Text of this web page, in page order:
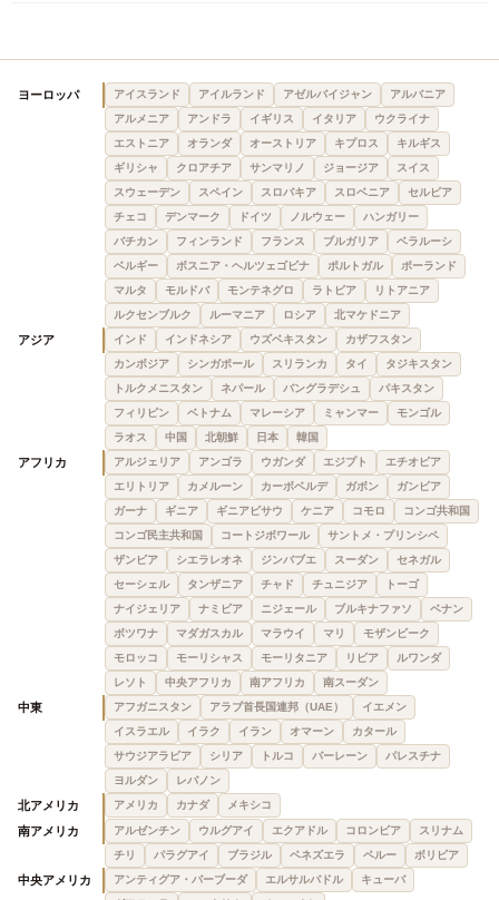
ヨーロッパ アイスランド アイルランド アゼルバイジャン
アルバニア
アルメニア
アンドラ イギリス イタリア
ウクライナ
エストニア
オランダ オーストリア キプロス
キルギス
ギリシャ
クロアチア サンマリノ ジョージア
スイス
スウェーデン
スペイン スロバキア スロベニア
セルビア
チェコ
デンマーク ドイツ ノルウェー
ハンガリー
バチカン
フィンランド フランス ブルガリア
ベラルーシ
ベルギー
ボスニア・ヘルツェゴビナ ポルトガル
ポーランド
マルタ
モルドバ モンテネグロ ラトビア
リトアニア
ルクセンブルク
ルーマニア ロシア 北マケドニア
アジア インド インドネシア ウズベキスタン
カザフスタン
カンボジア
シンガポール スリランカ タイ
タジキスタン
トルクメニスタン
ネパール バングラデシュ
パキスタン
フィリピン
ベトナム マレーシア ミャンマー
モンゴル
ラオス
中国 北朝鮮 日本 韓国
アフリカ アルジェリア アンゴラ ウガンダ エジプト
エチオピア
エリトリア
カメルーン カーボベルデ ガボン
ガンビア
ガーナ
ギニア ギニアビサウ ケニア コモロ
コンゴ共和国
コンゴ民主共和国
コートジボワール
サントメ・プリンシペ
ザンビア
シエラレオネ ジンバブエ スーダン
セネガル
セーシェル
タンザニア チャド チュニジア
トーゴ
ナイジェリア
ナミビア ニジェール ブルキナファソ
ベナン
ボツワナ
マダガスカル マラウイ マリ
モザンビーク
モロッコ
モーリシャス モーリタニア リビア
ルワンダ
レソト
中央アフリカ 南アフリカ 南スーダン
中東 アフガニスタン アラブ首長国連邦（UAE）
イエメン
イスラエル
イラク イラン オマーン
カタール
サウジアラビア
シリア トルコ バーレーン
パレスチナ
ヨルダン
レバノン
北アメリカ アメリカ カナダ メキシコ
南アメリカ アルゼンチン ウルグアイ エクアドル コロンビア
スリナム
チリ
パラグアイ ブラジル ベネズエラ ペルー ボリビア
中央アメリカ アンティグア・バーブーダ エルサルバドル
キューバ